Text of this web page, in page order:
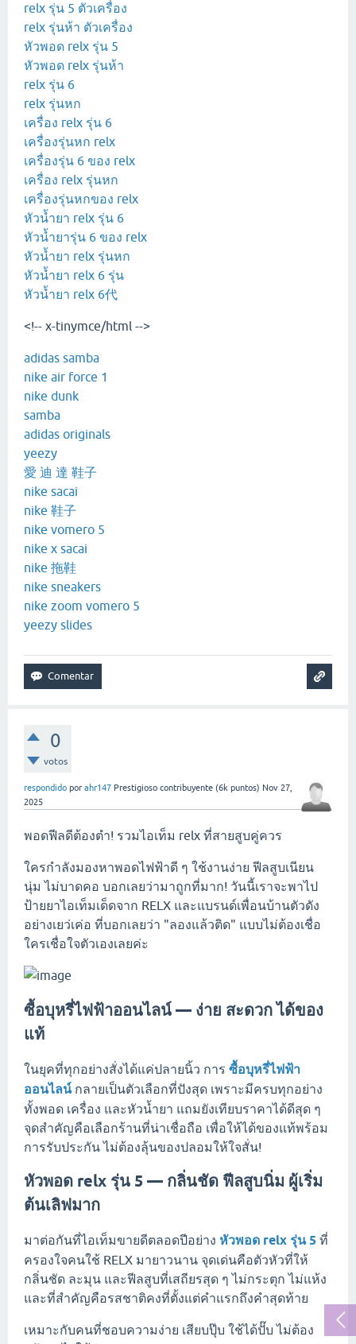
relx รุ่น 5 ตัวเครื่อง
relx รุ่นห้า ตัวเครื่อง
หัวพอด relx รุ่น 5
หัวพอด relx รุ่นห้า
relx รุ่น 6
relx รุ่นหก
เครื่อง relx รุ่น 6
เครื่องรุ่นหก relx
เครื่องรุ่น 6 ของ relx
เครื่อง relx รุ่นหก
เครื่องรุ่นหกของ relx
หัวน้ำยา relx รุ่น 6
หัวน้ำยารุ่น 6 ของ relx
หัวน้ำยา relx รุ่นหก
หัวน้ำยา relx 6 รุ่น
หัวน้ำยา relx 6代
<!-- x-tinymce/html -->
adidas samba
nike air force 1
nike dunk
samba
adidas originals
yeezy
愛 迪 達 鞋子
nike sacai
nike 鞋子
nike vomero 5
nike x sacai
nike 拖鞋
nike sneakers
nike zoom vomero 5
yeezy slides
0
votos
respondido por ahr147 Prestigioso contribuyente (6k puntos) Nov 27,
2025
พอดฟีลดีต้องตำ! รวมไอเท็ม relx ที่สายสูบคู่ควร
ใครกำลังมองหาพอดไฟฟ้าดี ๆ ใช้งานง่าย ฟีลสูบเนียน
นุ่ม ไม่บาดคอ บอกเลยว่ามาถูกที่มาก! วันนี้เราจะพาไป
ป้ายยาไอเท็มเด็ดจาก RELX และแบรนด์เพื่อนบ้านตัวดัง
อย่างเยว่เค่อ ที่บอกเลยว่า "ลองแล้วติด" แบบไม่ต้องเชื่อ
ใครเชื่อใจตัวเองเลยค่ะ
ซื้อบุหรี่ไฟฟ้าออนไลน์ — ง่าย สะดวก ได้ของ
แท้
ในยุคที่ทุกอย่างสั่งได้แค่ปลายนิ้ว การ ซื้อบุหรี่ไฟฟ้า
ออนไลน์กลายเป็นตัวเลือกที่ปังสุด เพราะมีครบทุกอย่าง
ทั้งพอด เครื่อง และหัวน้ำยา แถมยังเทียบราคาได้ดีสุด ๆ
จุดสำคัญคือเลือกร้านที่น่าเชื่อถือ เพื่อให้ได้ของแท้พร้อม
การรับประกัน ไม่ต้องลุ้นของปลอมให้ใจสั่น!
หัวพอด relx รุ่น 5 — กลิ่นชัด ฟีลสูบนิ่ม ผู้เริ่ม
ต้นเลิฟมาก
มาต่อกันที่ไอเท็มขายดีตลอดปีอย่าง หัวพอด relx รุ่น 5 ที่
ครองใจคนใช้ RELX มายาวนาน จุดเด่นคือตัวหัวที่ให้
กลิ่นชัด ละมุน และฟีลสูบที่เสถียรสุด ๆ ไม่กระตุก ไม่แห้ง
และที่สำคัญคือรสชาติคงที่ตั้งแต่คำแรกถึงคำสุดท้าย
เหมาะกับคนที่ชอบความง่าย เสียบปุ๊บ ใช้ได้ปั๊บ ไม่ต้อง